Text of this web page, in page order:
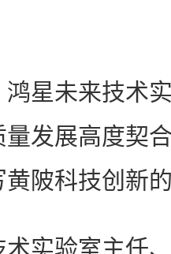
未来技术实
发展高度契
陂科技创新
验室主任、